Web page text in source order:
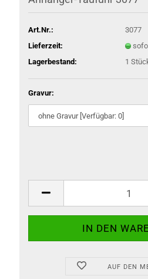
Art.Nr.:
3077
Lieferzeit:
Lagerbestand: 1
Gravur:
AUF DEN